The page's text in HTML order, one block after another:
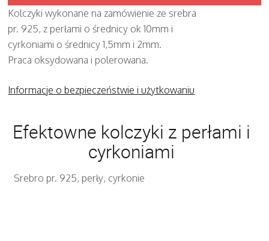
Kolczyki wykonane na zamówienie ze srebra
pr. 925, z perłami o średnicy ok 10mm i
cyrkoniami o średnicy 1,5mm i 2mm.
Praca oksydowana i polerowana.
Informacje o bezpieczeństwie i użytkowaniu
Efektowne kolczyki z perłami i
cyrkoniami
Srebro pr. 925, perły, cyrkonie